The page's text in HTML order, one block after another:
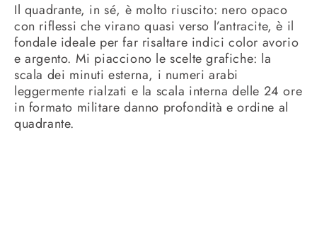
Il quadrante, in sé, è molto riuscito: nero opaco
con riflessi che virano quasi verso l’antracite, è il
fondale ideale per far risaltare indici color avorio
e argento. Mi piacciono le scelte grafiche: la
scala dei minuti esterna, i numeri arabi
leggermente rialzati e la scala interna delle 24 ore
in formato militare danno profondità e ordine al
quadrante.